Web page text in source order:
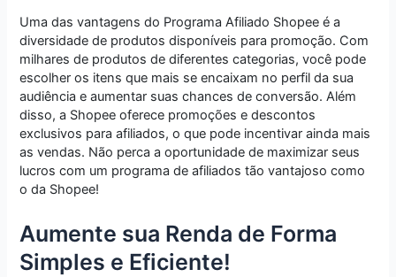
Uma das vantagens do Programa Afiliado Shopee é a
diversidade de produtos disponíveis para promoção. Com
milhares de produtos de diferentes categorias, você pode
escolher os itens que mais se encaixam no perfil da sua
audiência e aumentar suas chances de conversão. Além
disso, a Shopee oferece promoções e descontos
exclusivos para afiliados, o que pode incentivar ainda mais
as vendas. Não perca a oportunidade de maximizar seus
lucros com um programa de afiliados tão vantajoso como
o da Shopee!
Aumente sua Renda de Forma
Simples e Eficiente!